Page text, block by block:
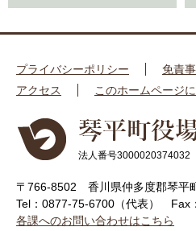
プライバシーポリシー
免責
アクセス
このホームページ
法人番号3000020374032
〒766-8502 香川県仲多度郡琴平
Tel：0877-75-6700（代表）
Fax
各課へのお問い合わせはこちら